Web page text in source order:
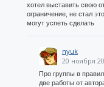
хотел выставить свою
ограничение, не стал
могут успеть сделать
nyuk
20 ноября
Про группы в
две работы от